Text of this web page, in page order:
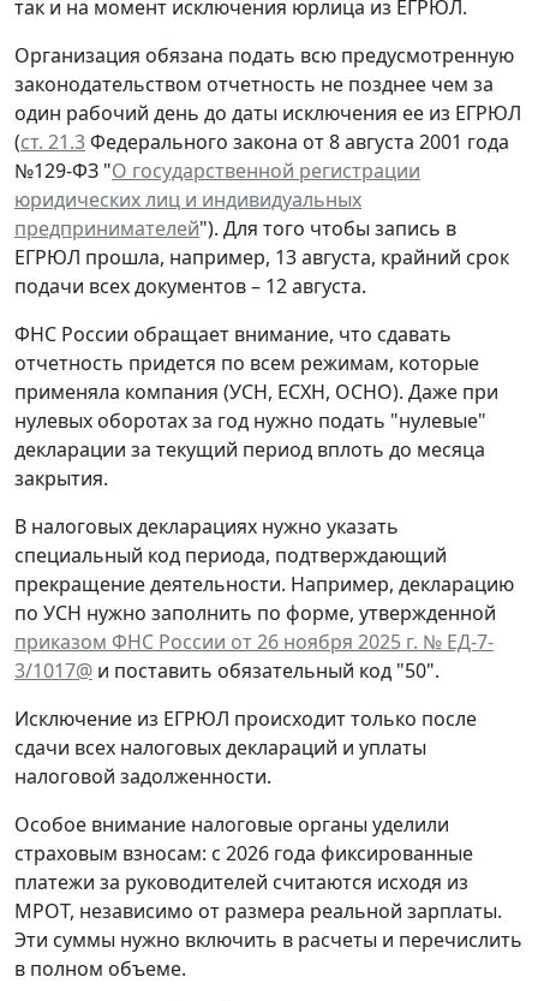
так и на момент исключения юрлица из ЕГРЮЛ.
Организация обязана подать всю предусмотренную
законодательством отчетность не позднее чем за
один рабочий день до даты исключения ее из ЕГРЮЛ
(ст. 21.3Федерального закона от 8 августа 2001 года
№129-ФЗ "О государственной регистрации
юридических лиц и индивидуальных
предпринимателей"). Для того чтобы запись в
ЕГРЮЛ прошла, например, 13 августа, крайний срок
подачи всех документов – 12 августа.
ФНС России обращает внимание, что сдавать
отчетность придется по всем режимам, которые
применяла компания (УСН, ЕСХН, ОСНО). Даже при
нулевых оборотах за год нужно подать "нулевые"
декларации за текущий период вплоть до месяца
закрытия.
В налоговых декларациях нужно указать
специальный код периода, подтверждающий
прекращение деятельности. Например, декларацию
по УСН нужно заполнить по форме, утвержденной
приказом ФНС России от 26 ноября 2025 г. № ЕД-7-
3/1017@ и поставить обязательный код "50".
Исключение из ЕГРЮЛ происходит только после
сдачи всех налоговых деклараций и уплаты
налоговой задолженности.
Особое внимание налоговые органы уделили
страховым взносам: с 2026 года фиксированные
платежи за руководителей считаются исходя из
МРОТ, независимо от размера реальной зарплаты.
Эти суммы нужно включить в расчеты и перечислить
в полном объеме.